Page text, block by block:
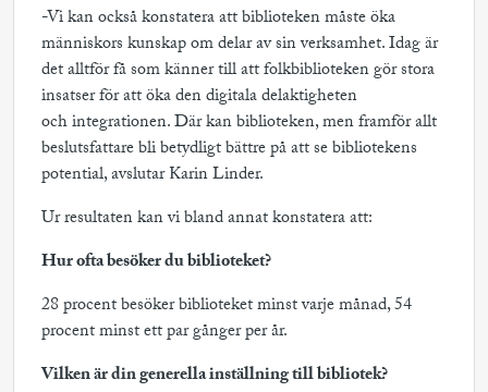
-Vi kan också konstatera att biblioteken måste öka
människors kunskap om delar av sin verksamhet. Idag är
det alltför få som känner till att folkbiblioteken gör stora
insatser för att öka den digitala delaktigheten
och integrationen. Där kan biblioteken, men framför allt
beslutsfattare bli betydligt bättre på att se bibliotekens
potential, avslutar Karin Linder.
Ur resultaten kan vi bland annat konstatera att:
Hur ofta besöker du biblioteket?
28 procent besöker biblioteket minst varje månad, 54
procent minst ett par gånger per år.
Vilken är din generella inställning till bibliotek?